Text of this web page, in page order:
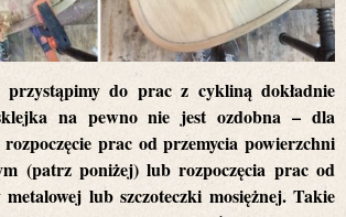
do prac z cykliną dokładnie
na pewno nie jest ozdobna – dla
prac od przemycia powierzchni
(patrz poniżej) lub rozpoczęcia prac od
metalowej lub szczoteczki mosiężnej. Takie